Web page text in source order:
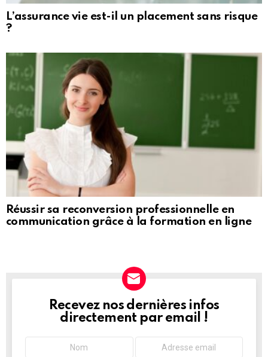
L’assurance vie est-il un placement sans risque
?
Réussir sa reconversion professionnelle en
communication grâce à la formation en ligne
NEWSLETTER
Recevez nos dernières infos
directement par email !